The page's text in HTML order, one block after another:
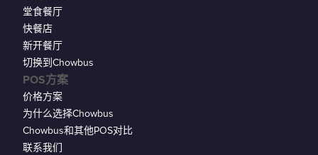
堂食餐厅
快餐店
新开餐厅
切换到Chowbus
POS方案
价格方案
为什么选择Chowbus
Chowbus和其他POS对比
联系我们